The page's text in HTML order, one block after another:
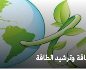
وترشيد الطاقة